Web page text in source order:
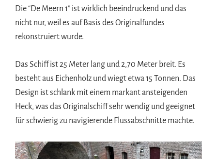
Die “De Meern 1” ist wirklich beeindruckend und das
nicht nur, weil es auf Basis des Originalfundes
rekonstruiert wurde.
Das Schiff ist 25 Meter lang und 2,70 Meter breit. Es
besteht aus Eichenholz und wiegt etwa 15 Tonnen. Das
Design ist schlank mit einem markant ansteigenden
Heck, was das Originalschiff sehr wendig und geeignet
für schwierig zu navigierende Flussabschnitte machte.